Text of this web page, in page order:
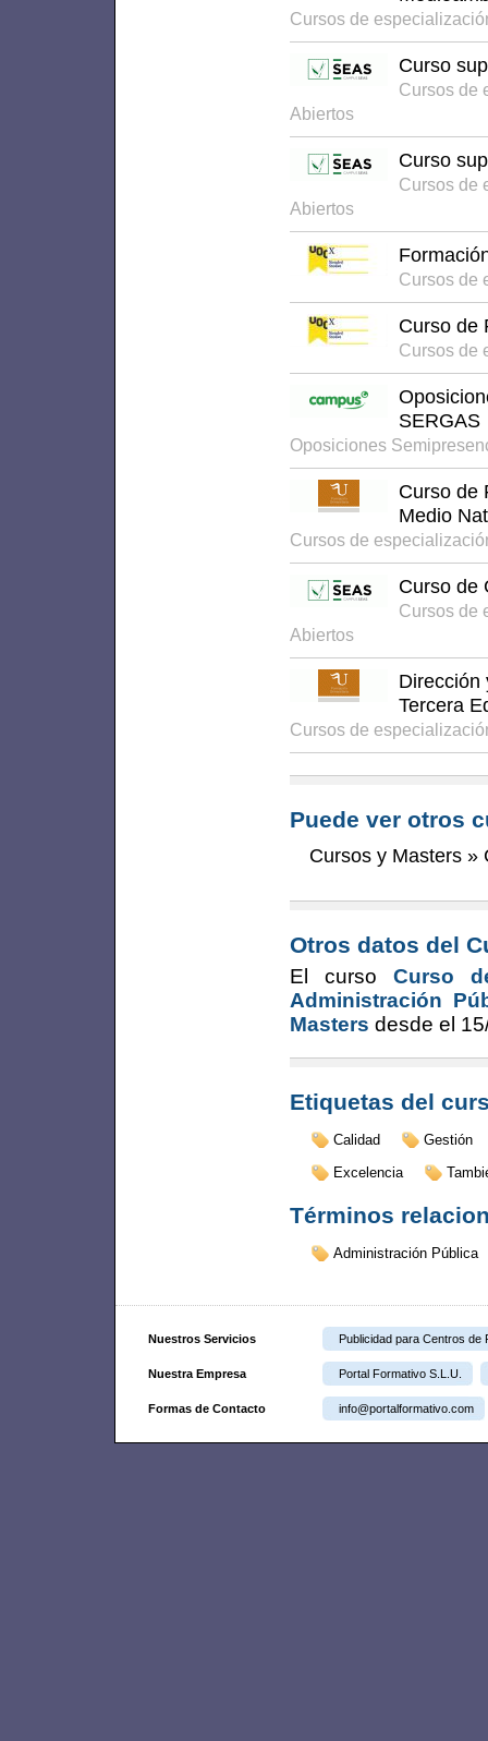
Cursos de
Curso
Cursos de
Abiertos
Curso
Cursos de
Abiertos
Cursos de
Curso de
Cursos de
SERGAS
Oposiciones
Curso de
Medio
Cursos de
Curso de
Cursos de
Abiertos
Dirección
Tercera
Cursos de
Puede ver otros
Cursos y Masters »
Otros datos del
El curso Curso
Administración
Masters desde el
Etiquetas del
Calidad
Gestión
Excelencia
Términos
Administración Pública
Nuestros Servicios Publicidad para Centros de
Nuestra Empresa Portal Formativo S.L.U.
Formas de Contacto info@portalformativo.com